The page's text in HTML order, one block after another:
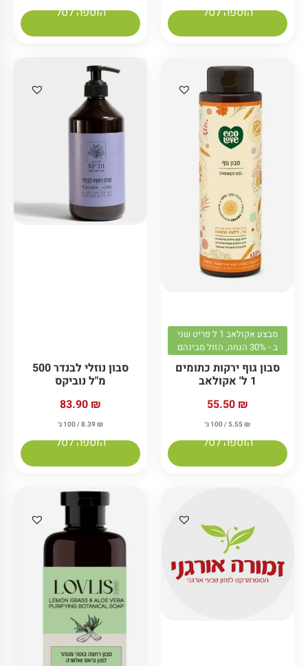
הוספה לסל הוספה לסל
מבצע אקולאב 1 ל פריט שני
ב - 30% הנחה, הזול מבינהם
סבון גוף ירקות כתומים
1 ל' אקולאב
55.50 ₪
5.55₪ / 100 ג׳
הוספה לסל
סבון נוזלי לבנדר 500
מ"ל נוביקס
83.90 ₪
8.39 ₪ / 100 ג׳
הוספה לסל